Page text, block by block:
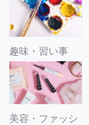
趣味・習い事
美容・ファッシ